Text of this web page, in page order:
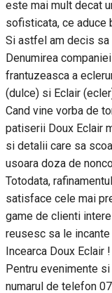
este mai mult decat
sofisticata, ce aduce
Si astfel am decis sa
Denumirea
frantuzeasca a
(dulce) si Eclair
Cand vine vorba de
patiserii Doux Eclair
si detalii care sa
usoara doza de
Totodata,
satisface cele mai
game de clienti
reusesc sa le
Incearca Doux Eclair !
Pentru evenimente
numarul de telefon